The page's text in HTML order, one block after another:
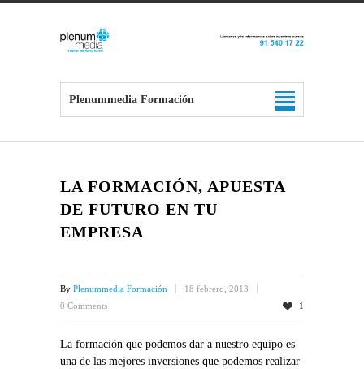
Plenummedia Formación
LA FORMACIÓN, APUESTA
DE FUTURO EN TU
EMPRESA
By Plenummedia Formación
18 febrero, 2013
0 Comments
1
La formación que podemos dar a nuestro equipo es
una de las mejores inversiones que podemos realizar